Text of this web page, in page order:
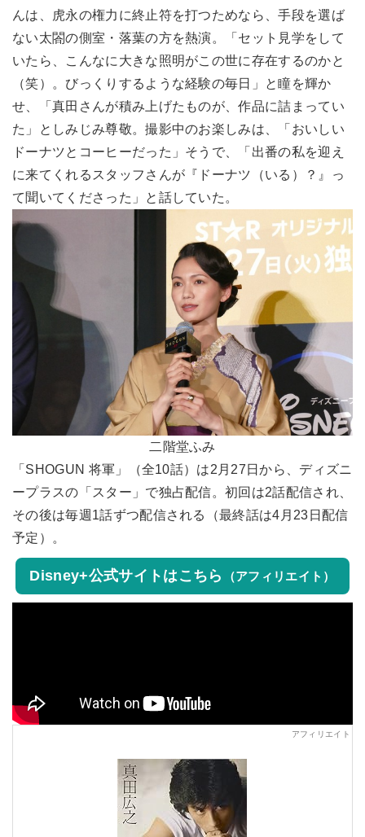
んは、虎永の権力に終止符を打つためなら、手段を選ば
ない太閤の側室・落葉の方を熱演。「セット見学をして
いたら、こんなに大きな照明がこの世に存在するのかと
（笑）。びっくりするような経験の毎日」と瞳を輝か
せ、「真田さんが積み上げたものが、作品に詰まってい
た」としみじみ尊敬。撮影中のお楽しみは、「おいしい
ドーナツとコーヒーだった」そうで、「出番の私を迎え
に来てくれるスタッフさんが『ドーナツ（いる）？』っ
て聞いてくださった」と話していた。
二階堂ふみ
「SHOGUN 将軍」（全10話）は2月27日から、ディズニ
ープラスの「スター」で独占配信。初回は2話配信され、
その後は毎週1話ずつ配信される（最終話は4月23日配信
予定）。
Disney+公式サイトはこちら （アフィリエイト）